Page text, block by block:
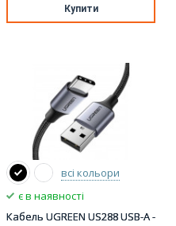
Купити
всі кольори
є в наявності
Кабель UGREEN US288 USB-A -